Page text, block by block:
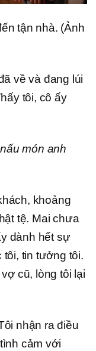
tận nhà. (Ảnh
về và đang lúi
tôi, cô ấy
món anh
khoảng
tệ. Mai chưa
dành hết sự
tin tưởng tôi.
cũ, lòng tôi lại
nhận ra điều
cảm với